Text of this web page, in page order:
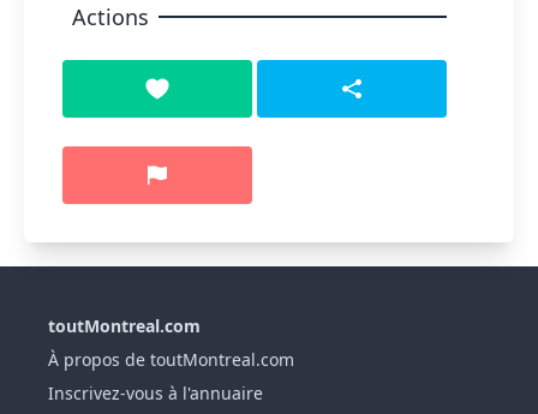
Actions
toutMontreal.com
À propos de toutMontreal.com
Inscrivez-vous à l'annuaire